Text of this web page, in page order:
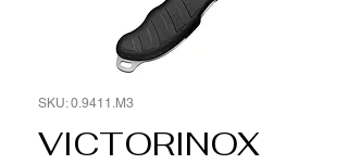
SKU: 0.9411.M3
VICTORINOX